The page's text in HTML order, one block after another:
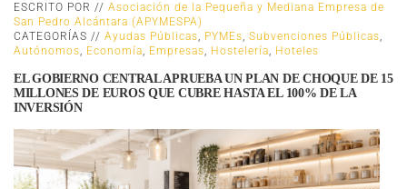
ESCRITO POR // Asociación de la Pequeña y Mediana Empresa de
San Pedro Alcántara (APYMESPA)
CATEGORÍAS // Ayudas Públicas, PYMEs, Subvenciones Públicas,
Autónomos, Economía, Empresas, Hostelería, Hoteles
EL GOBIERNO CENTRAL APRUEBA UN PLAN DE CHOQUE DE 15
MILLONES DE EUROS QUE CUBRE HASTA EL 100% DE LA
INVERSIÓN